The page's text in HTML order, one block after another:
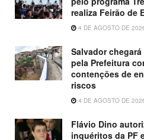
realiza Feirão de
4 DE AGOSTO DE
Salvador
pela Prefeitura
contenções de
riscos
4 DE AGOSTO DE
Flávio Dino
inquéritos da PF